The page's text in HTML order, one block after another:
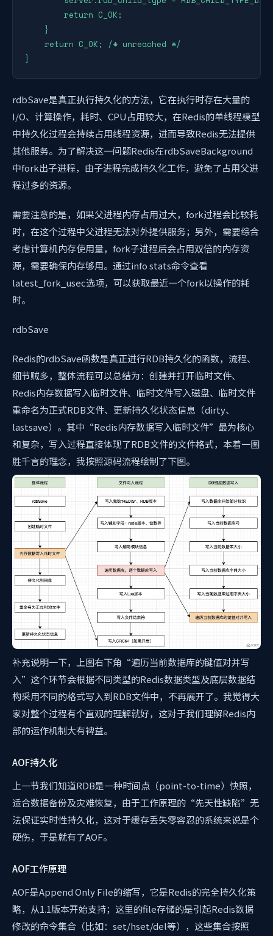
return C_OK;
}
return C_OK; /* unreached */
}
rdbSave是真正执行持久化的方法，它在执行时存在大量的
I/O、计算操作，耗时、CPU占用较大，在Redis的单线程模型
中持久化过程会持续占用线程资源，进而导致Redis无法提供
其他服务。为了解决这一问题Redis在rdbSaveBackground
中fork出子进程，由子进程完成持久化工作，避免了占用父进
程过多的资源。
需要注意的是，如果父进程内存占用过大，fork过程会比较耗
时，在这个过程中父进程无法对外提供服务；另外，需要综合
考虑计算机内存使用量，fork子进程后会占用双倍的内存资
源，需要确保内存够用。通过info stats命令查看
latest_fork_usec选项，可以获取最近一个fork以操作的耗
时。
rdbSave
Redis的rdbSave函数是真正进行RDB持久化的函数，流程、
细节贼多，整体流程可以总结为：创建并打开临时文件、
Redis内存数据写入临时文件、临时文件写入磁盘、临时文件
重命名为正式RDB文件、更新持久化状态信息（dirty、
lastsave）。其中“Redis内存数据写入临时文件”最为核心
和复杂，写入过程直接体现了RDB文件的文件格式，本着一图
胜千言的理念，我按照源码流程绘制了下图。
补充说明一下，上图右下角“遍历当前数据库的键值对并写
入”这个环节会根据不同类型的Redis数据类型及底层数据结
构采用不同的格式写入到RDB文件中，不再展开了。我觉得大
家对整个过程有个直观的理解就好，这对于我们理解Redis内
部的运作机制大有裨益。
AOF持久化
上一节我们知道RDB是一种时间点（point-to-time）快照，
适合数据备份及灾难恢复，由于工作原理的“先天性缺陷”无
法保证实时性持久化，这对于缓存丢失零容忍的系统来说是个
硬伤，于是就有了AOF。
AOF工作原理
AOF是Append Only File的缩写，它是Redis的完全持久化策
略，从1.1版本开始支持；这里的file存储的是引起Redis数据
修改的命令集合（比如：set/hset/del等），这些集合按照